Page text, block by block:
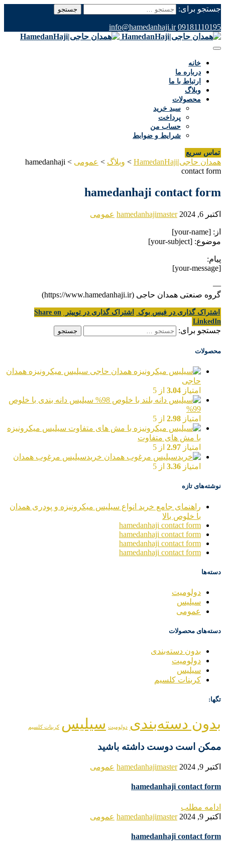
جستجو برای:
09181110195
info@hamedanhaji.ir
خانه
درباره ما
ارتباط با ما
وبلاگ
محصولات
سبد خرید
پرداخت
حساب من
شرایط و ضوابط
تماس سریع
همدان حاجی|HamedanHaji > وبلاگ > عمومی >
hamedanhaji
contact form
hamedanhaji contact form
اکتبر 6, 2024 hamedanhajimaster عمومی
از: [your-name]
موضوع: [your-subject]
پیام:
[your-message]
—
گروه صنعتی همدان حاجی (https://www.hamedanhaji.ir)
اشتراک گذاری در فیس بوک اشتراک گذاری در توییتر
Share on
LinkedIn
جستجو برای:
محصولات
سیلیس میکرونیزه همدان
حاجی
امتیاز 3.04 از 5
سیلیس دانه بندی با خلوص
99%
امتیاز 2.98 از 5
سیلیس میکرونیزه
با مش های متفاوت
امتیاز 2.97 از 5
خریدسیلیس مرغوب همدان
امتیاز 3.36 از 5
نوشته‌های تازه
راهنمای جامع خرید انواع سیلیس میکرونیزه و پودری همدان
با خلوص بالا
hamedanhaji contact form
hamedanhaji contact form
hamedanhaji contact form
hamedanhaji contact form
دسته‌ها
دولومیت
سیلیس
عمومی
دسته‌های محصولات
بدون دسته‌بندی
دولومیت
سیلیس
کربنات کلسیم
تگها:
بدون دسته‌بندی دولومیت سیلیس کربنات کلسیم
ممکن است دوست داشته باشید
اکتبر 9, 2024 hamedanhajimaster عمومی
hamedanhaji contact form
ادامه مطلب
اکتبر 9, 2024
hamedanhajimaster عمومی
hamedanhaji contact form